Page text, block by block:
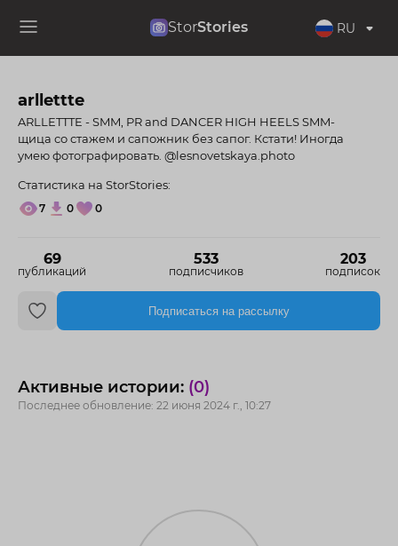
StorStories RU
arllettte
69
публикаций
533
подписчиков
203
подписок
ARLLETTTE - SMM, PR and DANCER HIGH HEELS SMM-
щица со стажем и сапожник без сапог. Кстати! Иногда
умею фотографировать. @lesnovetskaya.photo
Статистика на StorStories:
7 0 0
Подписаться на рассылку
Активные истории: (0)
Последнее обновление: 22 июня 2024 г., 10:27